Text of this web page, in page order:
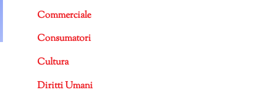
Commerciale
Consumatori
Cultura
Diritti Umani